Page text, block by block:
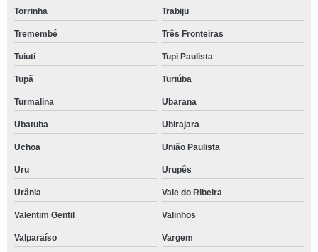
Torrinha Trabiju
Tremembé Três Fronteiras
Tuiuti Tupi Paulista
Tupã Turiúba
Turmalina Ubarana
Ubatuba Ubirajara
Uchoa União Paulista
Uru Urupês
Urânia Vale do Ribeira
Valentim Gentil Valinhos
Valparaíso Vargem